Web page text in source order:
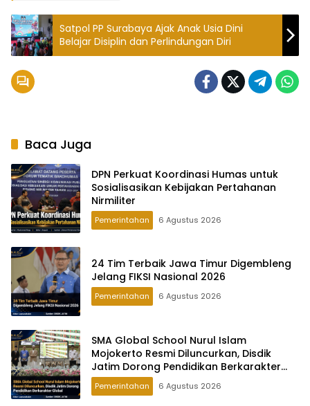
Satpol PP Surabaya Ajak Anak Usia Dini
Belajar Disiplin dan Perlindungan Diri
Baca Juga
DPN Perkuat Koordinasi Humas untuk
Sosialisasikan Kebijakan Pertahanan
Nirmiliter
Pemerintahan 6 Agustus 2026
24 Tim Terbaik Jawa Timur Digembleng
Jelang FIKSI Nasional 2026
Pemerintahan 6 Agustus 2026
SMA Global School Nurul Islam
Mojokerto Resmi Diluncurkan, Disdik
Jatim Dorong Pendidikan Berkarakter
Global
Pemerintahan 6 Agustus 2026